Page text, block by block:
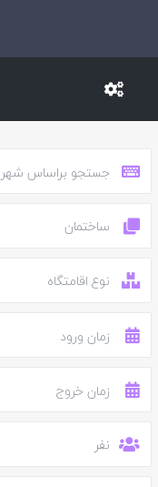
ساختمان
نوع اقامتگاه
نفر